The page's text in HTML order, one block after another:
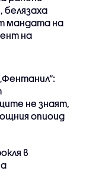
белязаха
мандата на
на
не знаят,
опиоид
в